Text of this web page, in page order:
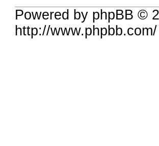
Powered by phpBB ©
http://www.phpbb.com/